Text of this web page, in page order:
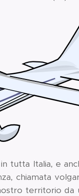
tutta Italia, e
chiamata
territorio da